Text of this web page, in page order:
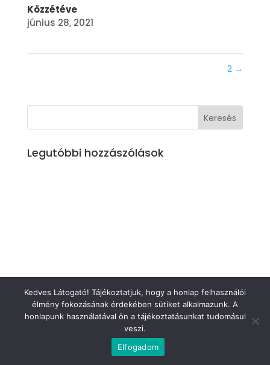
Közzétéve
június 28, 2021
2 →
Legutóbbi hozzászólások
AJÁNLATKÉRÉS
Kedves Látogató! Tájékoztatjuk, hogy a honlap felhasználói
élmény fokozásának érdekében sütiket alkalmazunk. A
honlapunk használatával ön a tájékoztatásunkat tudomásul
veszi.
Elfogadom